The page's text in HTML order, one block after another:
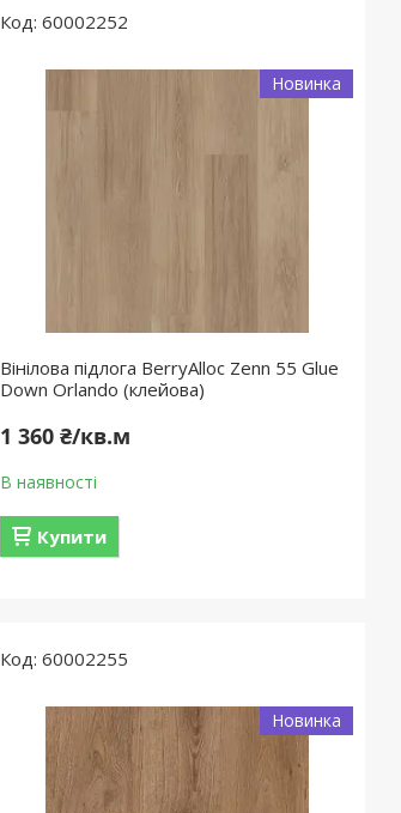
60002252
Новинка
Вінілова підлога BerryAlloc Zenn 55 Glue
Down Orlando (клейова)
1 360 ₴/кв.м
В наявності
Купити
60002255
Новинка